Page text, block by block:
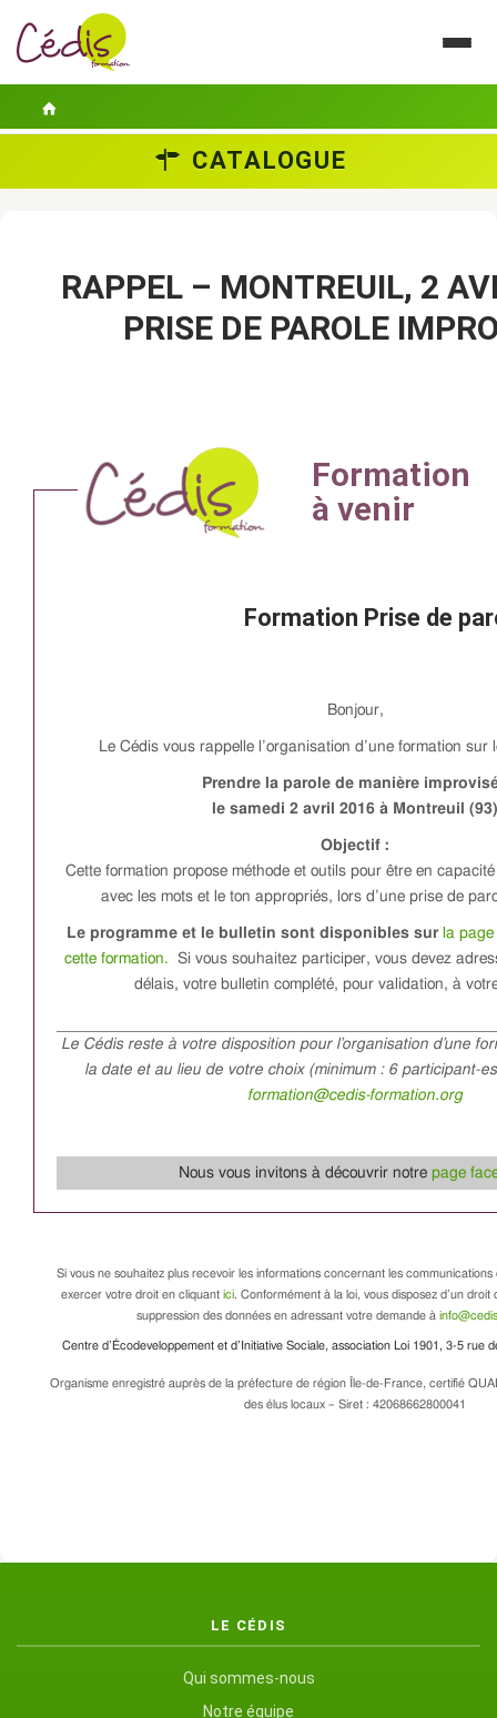
GUIDES PRATIQUES
CATALOGUE
RAPPEL – MONTREUIL, 2
PRISE DE PAROLE
Formation Prise de
Bonjour,
Le Cédis vous rappelle l’organisation d’une formation sur
Prendre la parole de manière
le samedi 2 avril 2016 à Montreuil (93)
Objectif :
Cette formation propose méthode et outils pour être en
avec les mots et le ton appropriés, lors d’une prise de
Le programme et le bulletin sont disponibles surla page
cette formation.
Si vous souhaitez participer, vous devez
délais, votre bulletin complété, pour validation, à
Le Cédis reste à votre disposition pour l’organisation d’une
la date et au lieu de votre choix (minimum : 6 participant-
formation@cedis-formation.org
Nous vous invitons à découvrir notre page
Si vous ne souhaitez plus recevoir les informations concernant les communications
exercer votre droit en cliquant ici. Conformément à la loi, vous disposez d’un droit
suppression des données en adressant votre demande à
Centre d’Écodeveloppement et d’Initiative Sociale, association Loi 1901, 3-5 rue
Organisme enregistré auprès de la préfecture de région Île-de-France, certifié
des élus locaux – Siret : 42068662800041
LE CÉDIS
Qui sommes-nous
Notre équipe